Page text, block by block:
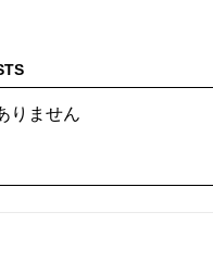
りません